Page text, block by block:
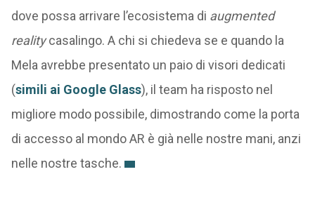
dove possa arrivare l’ecosistema di augmented
realitycasalingo. A chi si chiedeva se e quando la
Mela avrebbe presentato un paio di visori dedicati
(simili ai Google Glass), il team ha risposto nel
migliore modo possibile, dimostrando come la porta
di accesso al mondo AR è già nelle nostre mani, anzi
nelle nostre tasche.